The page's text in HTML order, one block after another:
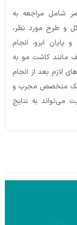
شامل مراجعه به
و طرح مورد نظر،
ابرو، انجام
مانند کاشت مو به
لازم بعد از انجام
یک متخصص مجرب و
می‌تواند به نتایج